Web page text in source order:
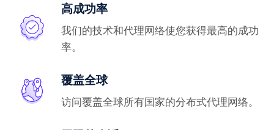
高成功率
我们的技术和代理网络使您获得最高的成功
率。
覆盖全球
访问覆盖全球所有国家的分布式代理网络。